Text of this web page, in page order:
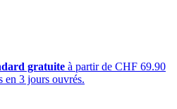
gratuite à partir de CHF 69.90
en 3 jours ouvrés.